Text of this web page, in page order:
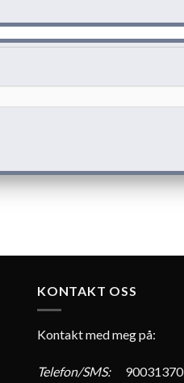
KONTAKT OSS
Kontakt med meg på:
Telefon/SMS:
90031370